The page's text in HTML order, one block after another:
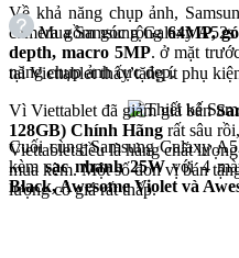
Về khả năng chụp ảnh,
camera gồm góc rộng64MP,
depth, macro 5MP. ở mặt
năng chụp ảnh cực đẹp.
Cuối cùng Samsung Galaxy
kèmsạc nhanh 25Wvới 4
Black, Awesome Violet và
Mua Samsung Galaxy
tại Viettablet thấy tặng ít phụ
Vì Viettablet đã giảm giá bán
128GB) Chính Hãng rất sâu
Viettablet đều là hàng chất
mua kèm. Một số đơn vị bán
lượng có giá rất thấp.